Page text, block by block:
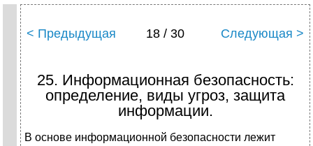
< Предыдущая 18 / 30 Следующая >
25. Информационная безопасность:
определение, виды угроз, защита
информации.
В основе информационной безопасности лежит